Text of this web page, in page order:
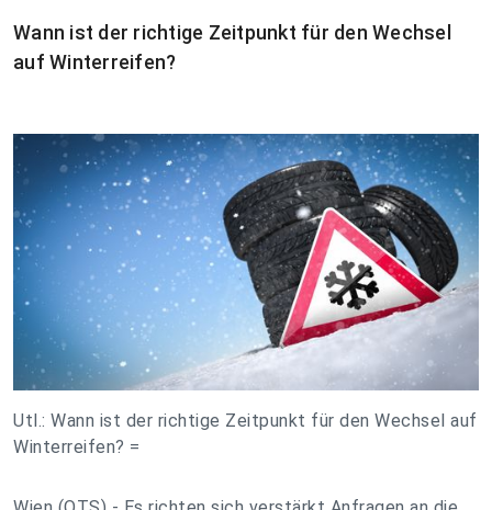
Wann ist der richtige Zeitpunkt für den Wechsel
auf Winterreifen?
Utl.: Wann ist der richtige Zeitpunkt für den Wechsel auf
Winterreifen? =